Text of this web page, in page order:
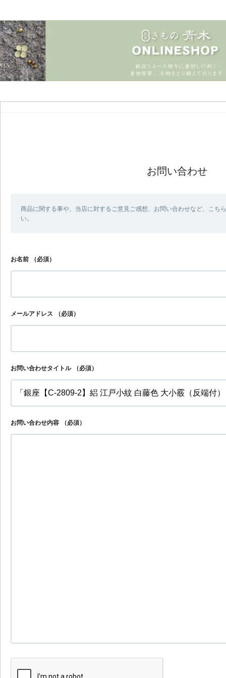
お問い合わせ
商品に関する事や、当店に対するご意見ご感想、お問い合わせなど、こち
い。
お名前 （必須）
メールアドレス （必須）
お問い合わせタイトル （必須）
お問い合わせ内容 （必須）